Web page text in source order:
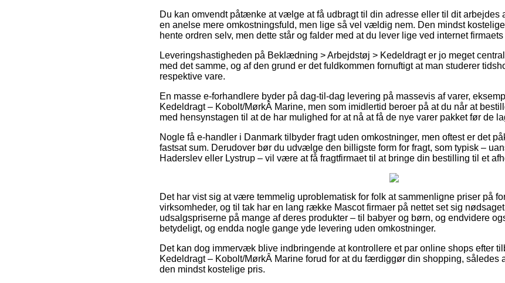
Du kan omvendt påtænke at vælge at få udbragt til din adresse eller til dit arbejdes
en anelse mere omkostningsfuld, men lige så vel vældig nem. Den mindst
hente ordren selv, men dette står og falder med at du lever lige ved internet
Leveringshastigheden på Beklædning > Arbejdstøj > Kedeldragt er jo meget
med det samme, og af den grund er det fuldkommen fornuftigt at man studerer
respektive vare.
En masse e-forhandlere byder på dag-til-dag levering på massevis af varer,
Kedeldragt – Kobolt/MørkÂ Marine, men som imidlertid beroer på at du når at
med hensynstagen til at de har mulighed for at nå at få de nye varer pakket før de
Nogle få e-handler i Danmark tilbyder fragt uden omkostninger, men oftest er det
fastsat sum. Derudover bør du udvælge den billigste form for fragt, som typisk –
Haderslev eller Lystrup – vil være at få fragtfirmaet til at bringe din bestilling til et
Det har vist sig at være temmelig uproblematisk for folk at sammenligne priser på
virksomheder, og til tak har en lang række Mascot firmaer på nettet set sig
udsalgspriserne på mange af deres produkter – til babyer og børn, og endvidere
betydeligt, og endda nogle gange yde levering uden omkostninger.
Det kan dog immervæk blive indbringende at kontrollere et par online shops efter
Kedeldragt – Kobolt/MørkÂ Marine forud for at du færdiggør din shopping, således
den mindst kostelige pris.